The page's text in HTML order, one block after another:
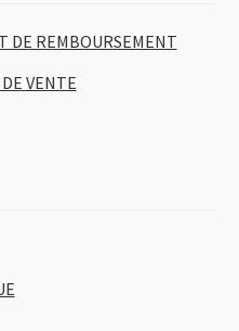
DE REMBOURSEMENT
VENTE